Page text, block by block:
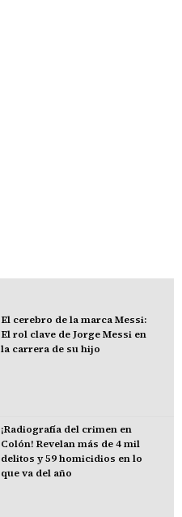
El cerebro de la marca Messi:
El rol clave de Jorge Messi en
la carrera de su hijo
¡Radiografía del crimen en
Colón! Revelan más de 4 mil
delitos y 59 homicidios en lo
que va del año